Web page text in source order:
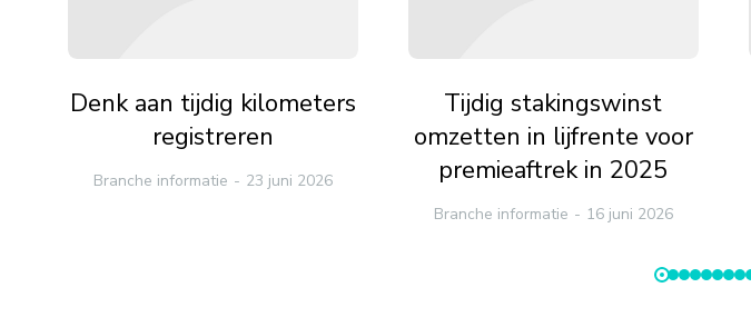
Denk aan tijdig kilometers
registreren
Branche informatie 23 juni 2026
Tijdig stakingswinst
omzetten in lijfrente voor
premieaftrek in 2025
Branche informatie 16 juni 2026